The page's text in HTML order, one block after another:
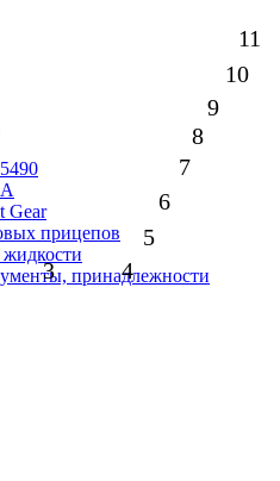
Gear
прицепов
принадлежности
10
11
9
8
7
6
5
4
3